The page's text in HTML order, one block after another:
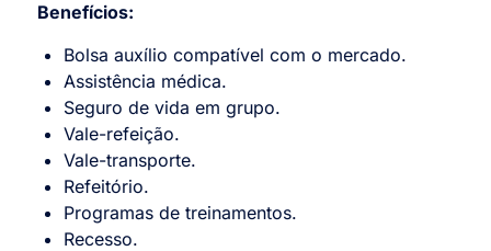
Benefícios:
Bolsa auxílio compatível com o mercado.
Assistência médica.
Seguro de vida em grupo.
Vale-refeição.
Vale-transporte.
Refeitório.
Programas de treinamentos.
Recesso.